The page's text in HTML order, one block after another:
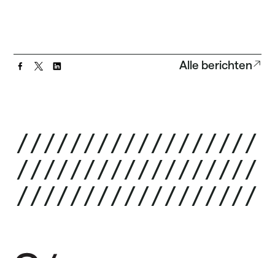
Alle berichten
//////////////////
//////////////////
//////////////////